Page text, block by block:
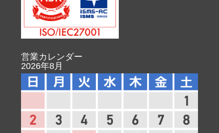
営業カレンダー
2026年8月